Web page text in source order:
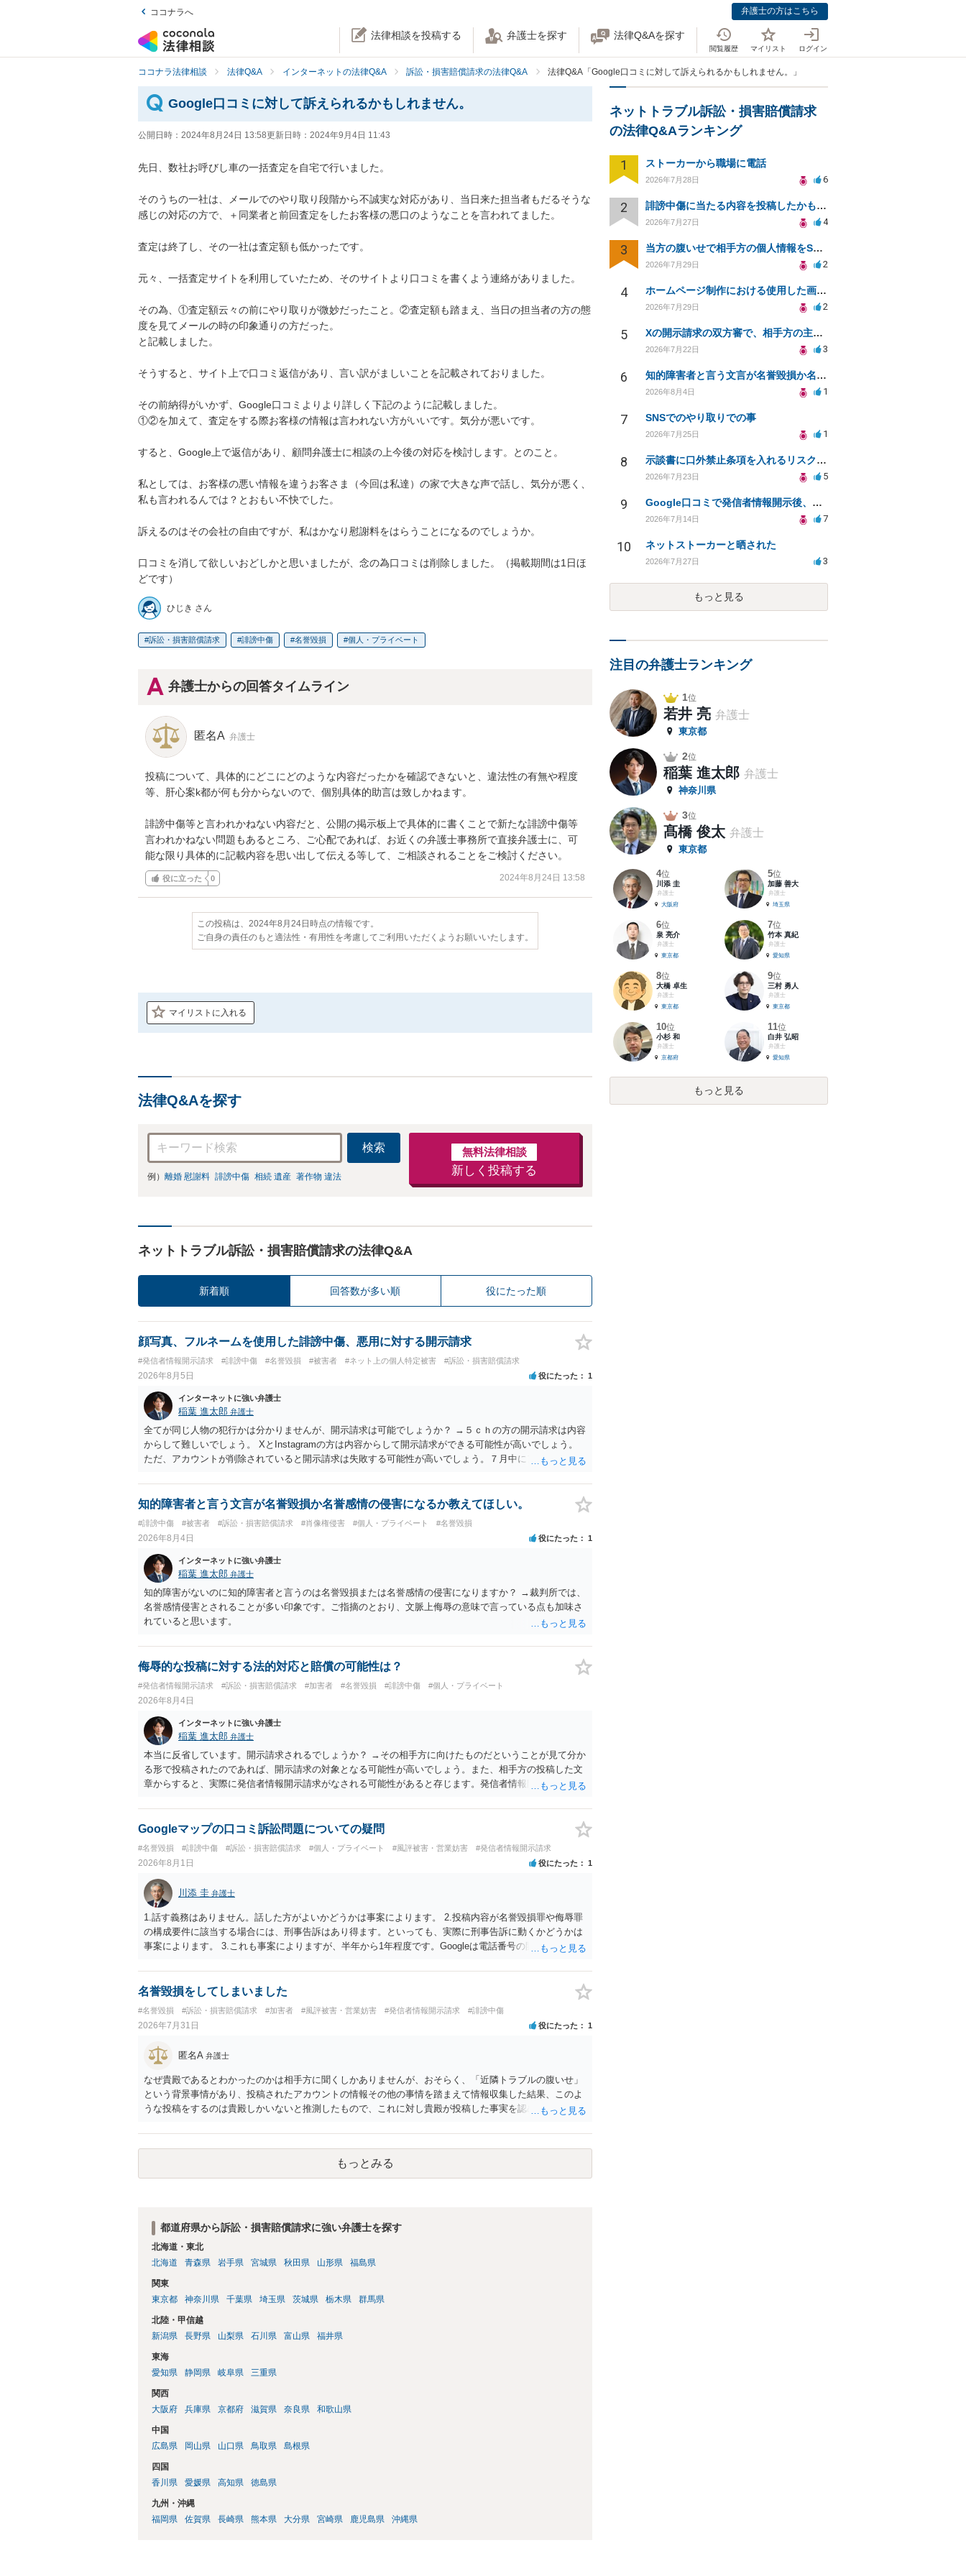
ココナラへ 弁護士の方はこちら
法律相談を投稿する 弁護士を探す 法律Q&Aを探す
閲覧履歴 マイリスト ログイン
ココナラ法律相談 法律Q&A インターネットの法律Q&A 訴訟・損害賠償請求の法律Q&A 法律Q&A「Google口コミに対して訴えられるかもしれません。」
Google口コミに対して訴えられるかもしれません。
公開日時： 2024年8月24日 13:58更新日時： 2024年9月4日 11:43
先日、数社お呼びし車の一括査定を自宅で行いました。
そのうちの一社は、メールでのやり取り段階から不誠実な対応があり、当日来た担当者もだるそうな
感じの対応の方で、＋同業者と前回査定をしたお客様の悪口のようなことを言われてました。
査定は終了し、その一社は査定額も低かったです。
元々、一括査定サイトを利用していたため、そのサイトより口コミを書くよう連絡がありました。
その為、①査定額云々の前にやり取りが微妙だったこと。②査定額も踏まえ、当日の担当者の方の態
度を見てメールの時の印象通りの方だった。
と記載しました。
そうすると、サイト上で口コミ返信があり、言い訳がましいことを記載されておりました。
その前納得がいかず、Google口コミよりより詳しく下記のように記載しました。
①②を加えて、査定をする際お客様の情報は言われない方がいいです。気分が悪いです。
すると、Google上で返信があり、顧問弁護士に相談の上今後の対応を検討します。とのこと。
私としては、お客様の悪い情報を違うお客さま（今回は私達）の家で大きな声で話し、気分が悪く、
私も言われるんでは？とおもい不快でした。
訴えるのはその会社の自由ですが、私はかなり慰謝料をはらうことになるのでしょうか。
口コミを消して欲しいおどしかと思いましたが、念の為口コミは削除しました。（掲載期間は1日ほ
どです）
ひじき さん
訴訟・損害賠償請求 誹謗中傷 名誉毀損 個人・プライベート
弁護士からの回答タイムライン
匿名A 弁護士
投稿について、具体的にどこにどのような内容だったかを確認できないと、違法性の有無や程度
等、肝心案k都が何も分からないので、個別具体的助言は致しかねます。
誹謗中傷等と言われかねない内容だと、公開の掲示板上で具体的に書くことで新たな誹謗中傷等
言われかねない問題もあるところ、ご心配であれば、お近くの弁護士事務所で直接弁護士に、可
能な限り具体的に記載内容を思い出して伝える等して、ご相談されることをご検討ください。
役に立った 0 2024年8月24日 13:58
この投稿は、2024年8月24日時点の情報です。
ご自身の責任のもと適法性・有用性を考慮してご利用いただくようお願いいたします。
マイリストに入れる
法律Q&Aを探す
検索
例） 離婚 慰謝料 誹謗中傷 相続 遺産 著作物 違法
無料法律相談
新しく投稿する
ネットトラブル訴訟・損害賠償請求の法律Q&A
新着順 回答数が多い順 役にたった順
顔写真、フルネームを使用した誹謗中傷、悪用に対する開示請求
#発信者情報開示請求 #誹謗中傷 #名誉毀損 #被害者 #ネット上の個人特定被害 #訴訟・損害賠償請求
2026年8月5日 役にたった 1
インターネットに強い弁護士
稲葉 進太郎 弁護士
全てが同じ人物の犯行かは分かりませんが、開示請求は可能でしょうか？ →５ｃｈの方の開示請求は内容
からして難しいでしょう。 XとInstagramの方は内容からして開示請求ができる可能性が高いでしょう。
ただ、アカウントが削除されていると開示請求は失敗する可能性が高いでしょう。７月中にアカウントが
相手に全ての弁護士費用を負担させることは可能でしょうか？ →訴訟外の交渉で相手方が認めれば負担さ
せることができるでしょう。訴訟で判決となった場合は、実際の弁護士費用が認められる場合と認められ
知的障害者と言う文言が名誉毀損か名誉感情の侵害になるか教えてほしい。
#誹謗中傷 #被害者 #訴訟・損害賠償請求 #肖像権侵害 #個人・プライベート #名誉毀損
2026年8月4日 役にたった 1
インターネットに強い弁護士
稲葉 進太郎 弁護士
知的障害がないのに知的障害者と言うのは名誉毀損または名誉感情の侵害になりますか？ →裁判所では、
名誉感情侵害とされることが多い印象です。ご指摘のとおり、文脈上侮辱の意味で言っている点も加味さ
れていると思います。
侮辱的な投稿に対する法的対応と賠償の可能性は？
#発信者情報開示請求 #訴訟・損害賠償請求 #加害者 #名誉毀損 #誹謗中傷 #個人・プライベート
2026年8月4日
インターネットに強い弁護士
稲葉 進太郎 弁護士
本当に反省しています。開示請求されるでしょうか？ →その相手方に向けたものだということが見て分か
る形で投稿されたのであれば、開示請求の対象となる可能性が高いでしょう。また、相手方の投稿した文
章からすると、実際に発信者情報開示請求がなされる可能性があると存じます。発信者情報開示請求が進
カウントの登録メールに意見照会がなされます。 また、された場合賠償金はいくらでしょうか。 →ケー
スバイケースであり、数万円から１００万単位まで様々でしょう。裁判外であれば交渉して相手方の請求
Googleマップの口コミ訴訟問題についての疑問
#名誉毀損 #誹謗中傷 #訴訟・損害賠償請求 #個人・プライベート #風評被害・営業妨害 #発信者情報開示請求
2026年8月1日 役にたった 1
川添 圭 弁護士
1.話す義務はありません。話した方がよいかどうかは事案によります。 2.投稿内容が名誉毀損罪や侮辱罪
の構成要件に該当する場合には、刑事告訴はあり得ます。といっても、実際に刑事告訴に動くかどうかは
事案によります。 3.これも事案によりますが、半年から1年程度です。Googleは電話番号の開示請求もで
さらにいえば、利用者からの口コミ投稿の場合、開示請求者はある程度対象者を特定できている（ただし
証拠による裏付けか必要なので発信者情報開示請求をする）というケースが比較的多いと思われます。
名誉毀損をしてしまいました
#名誉毀損 #訴訟・損害賠償請求 #加害者 #風評被害・営業妨害 #発信者情報開示請求 #誹謗中傷
2026年7月31日 役にたった 1
匿名A 弁護士
なぜ貴殿であるとわかったのかは相手方に聞くしかありませんが、おそらく、「近隣トラブルの腹いせ」
という背景事情があり、投稿されたアカウントの情報その他の事情を踏まえて情報収集した結果、このよ
うな投稿をするのは貴殿しかいないと推測したもので、これに対し貴殿が投稿した事実を認めてしまった
すので何とも言えません。公開の場で回答するには情報が乏しく、ここで詳細を明らかにすることは事案
の特定に繋がってしまうので、弁護士へ直接相談した方がよいです。
もっとみる
都道府県から訴訟・損害賠償請求に強い弁護士を探す
北海道・東北
北海道
青森県 岩手県 宮城県 秋田県 山形県 福島県
関東
東京都
神奈川県 千葉県 埼玉県 茨城県 栃木県 群馬県
北陸・甲信越
新潟県
長野県 山梨県 石川県 富山県 福井県
東海
愛知県
静岡県 岐阜県 三重県
関西
大阪府
兵庫県 京都府 滋賀県 奈良県 和歌山県
中国
広島県
岡山県 山口県 鳥取県 島根県
四国
香川県
愛媛県 高知県 徳島県
九州・沖縄
福岡県
佐賀県 長崎県 熊本県 大分県 宮崎県 鹿児島県 沖縄県
ネットトラブル訴訟・損害賠償請求
の法律Q&Aランキング
1 ストーカーから職場に電話
2026年7月28日 6
2 誹謗中傷に当たる内容を投稿したかもしれない。開示請求や民事刑事裁判に発展しうるのか教えて欲しい。
2026年7月27日 4
3 当方の腹いせで相手方の個人情報をSNSで晒してしまい名誉毀損させてしまったかもしれない
2026年7月29日 2
4 ホームページ制作における使用した画像や文章の著作権について
2026年7月29日 2
5 Xの開示請求の双方審で、相手方の主張が口頭ばかりで把握しきれません
2026年7月22日 3
6 知的障害者と言う文言が名誉毀損か名誉感情の侵害になるか教えてほしい。
2026年8月4日 1
7 SNSでのやり取りでの事
2026年7月25日 1
8 示談書に口外禁止条項を入れるリスクはありますか？
2026年7月23日 5
9 Google口コミで発信者情報開示後、損害賠償請求を受けています。示談について相談です。
2026年7月14日 7
10 ネットストーカーと晒された
2026年7月27日 3
もっと見る
注目の弁護士ランキング
1位
若井 亮 弁護士
東京都
2位
稲葉 進太郎 弁護士
神奈川県
3位
髙橋 俊太 弁護士
東京都
4位
川添 圭
弁護士
大阪府
5位
加藤 善大
弁護士
埼玉県
6位
泉 亮介
弁護士
東京都
7位
竹本 真紀
弁護士
愛知県
8位
大橋 卓生
弁護士
東京都
9位
三村 勇人
弁護士
東京都
10位
小杉 和
弁護士
京都府
11位
白井 弘昭
弁護士
愛知県
もっと見る